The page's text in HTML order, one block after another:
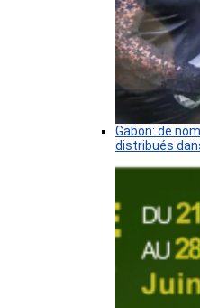
Gabon: de
distribués